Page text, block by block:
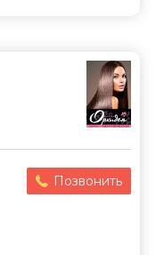
Позвонить